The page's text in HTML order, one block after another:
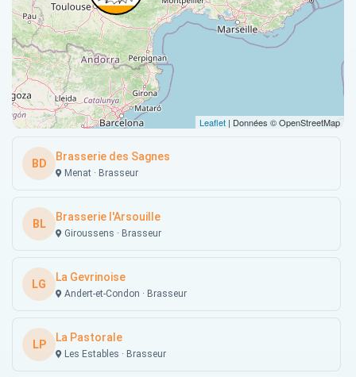
Leaflet | Données © OpenStreetMap
BD
Brasserie des Sagnes
Menat · Brasseur
BL
Brasserie l'Arsouille
Giroussens · Brasseur
LG
La Gevrinoise
Andert-et-Condon · Brasseur
LP
La Pastorale
Les Estables · Brasseur